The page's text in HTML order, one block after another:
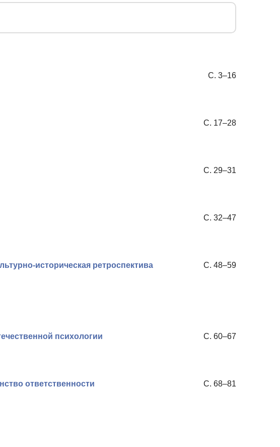
С. 3–16
С. 17–28
С. 29–31
С. 32–47
историческая ретроспектива
С. 48–59
психологии
С. 60–67
ответственности
С. 68–81